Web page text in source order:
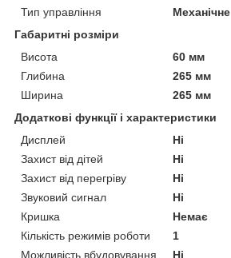
Тип управління
Механічне
Габаритні розміри
Висота
60 мм
Глибина
265 мм
Ширина
265 мм
Додаткові функції і характеристики
Дисплей
Ні
Захист від дітей
Ні
Захист від перегріву
Ні
Звуковий сигнал
Ні
Кришка
Немає
Кількість режимів роботи
1
Можливість вбудовування
Ні